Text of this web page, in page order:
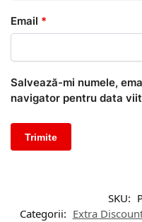
Email *
Salvează-mi numele,
navigator pentru data
SKU:
Categorii: Extra